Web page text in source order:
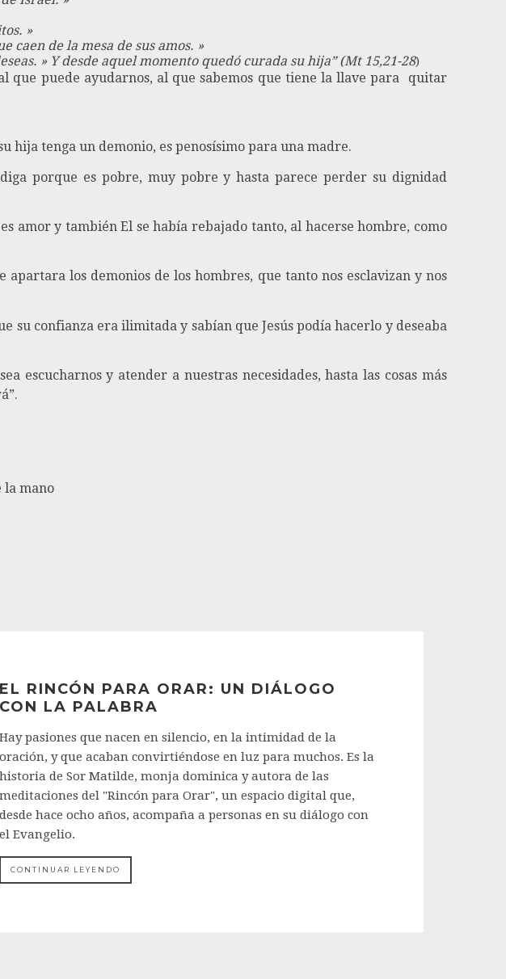
»
caen de la mesa de sus amos. »
» Y desde aquel momento quedó curada su hija” (Mt 15,21-28)
puede ayudarnos, al que sabemos que tiene la llave para quitar
hija tenga un demonio, es penosísimo para una madre.
porque es pobre, muy pobre y hasta parece perder su dignidad
amor y también El se había rebajado tanto, al hacerse hombre, como
los demonios de los hombres, que tanto nos esclavizan y nos
su confianza era ilimitada y sabían que Jesús podía hacerlo y deseaba
escucharnos y atender a nuestras necesidades, hasta las cosas más
EL RINCÓN PARA ORAR: UN DIÁLOGO
CON LA PALABRA
Hay pasiones que nacen en silencio, en la intimidad de la
oración, y que acaban convirtiéndose en luz para muchos. Es la
historia de Sor Matilde, monja dominica y autora de las
meditaciones del "Rincón para Orar", un espacio digital que,
desde hace ocho años, acompaña a personas en su diálogo con
el Evangelio.
CONTINUAR LEYENDO